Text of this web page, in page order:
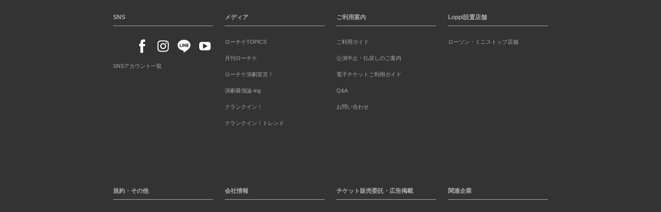
SNS
SNSアカウント一覧
メディア
ローチケTOPICS
月刊ローチケ
ローチケ演劇宣言！
演劇最強論-ing
クランクイン！
クランクイン！トレンド
ご利用案内
ご利用ガイド
公演中止・払戻しのご案内
電子チケットご利用ガイド
Q&A
お問い合わせ
Loppi設置店舗
ローソン・ミニストップ店舗
規約・その他 会社情報 チケット販売委託・広告掲載 関連企業